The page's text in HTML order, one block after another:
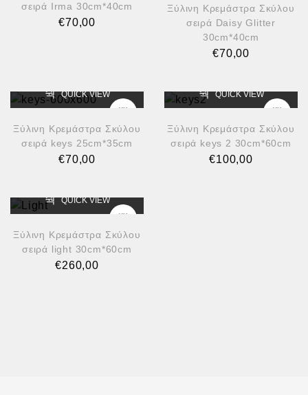
σειρά Irma 30cm*40cm
€70,00
Ξύλινη Κρεμάστρα Σκύλου
σειρά Daisy Glitter
30cm*40cm
€70,00
QUICK VIEW
Ξύλινη Κρεμάστρα Σκύλου
σειρά keys 25cm*35cm
€70,00
QUICK VIEW
Ξύλινη Κρεμάστρα Σκύλου
σειρά keys 2 30cm*60cm
€100,00
QUICK VIEW
Ξύλινη Κρεμάστρα Σκύλου
σειρά light 30cm*60cm
€260,00